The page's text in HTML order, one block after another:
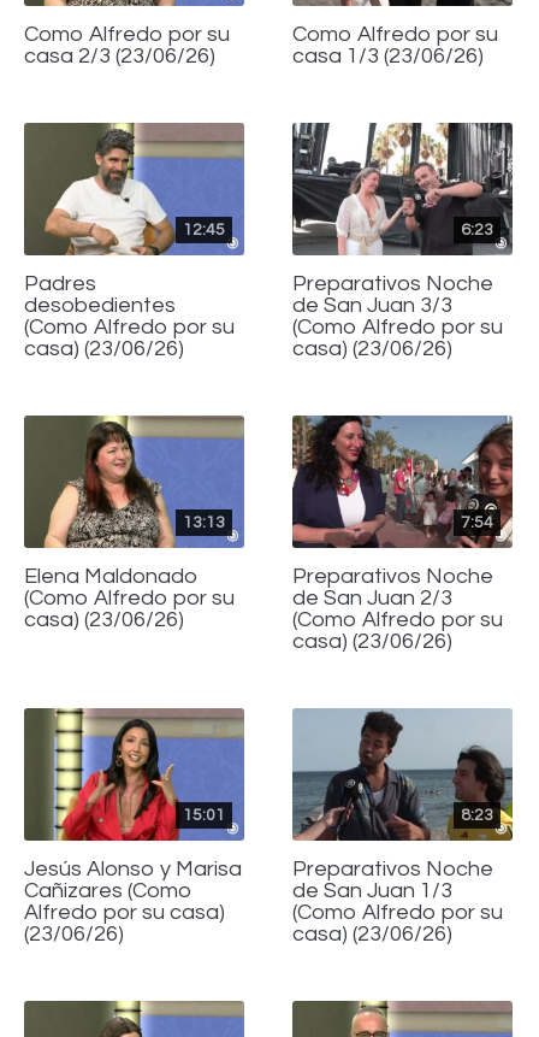
Como Alfredo por su
casa 2/3 (23/06/26)
Como Alfredo por su
casa 1/3 (23/06/26)
12:45
Padres
desobedientes
(Como Alfredo por su
casa) (23/06/26)
6:23
Preparativos Noche
de San Juan 3/3
(Como Alfredo por su
casa) (23/06/26)
13:13
Elena Maldonado
(Como Alfredo por su
casa) (23/06/26)
7:54
Preparativos Noche
de San Juan 2/3
(Como Alfredo por su
casa) (23/06/26)
15:01
Jesús Alonso y Marisa
Cañizares (Como
Alfredo por su casa)
(23/06/26)
8:23
Preparativos Noche
de San Juan 1/3
(Como Alfredo por su
casa) (23/06/26)